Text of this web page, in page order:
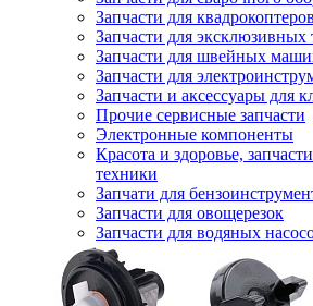
Запчасти для квадрокоптеров
Запчасти для эксклюзивных
Запчасти для швейных
Запчасти для
Запчасти и аксессуары для
Прочие сервисные запчасти
Электронные компоненты
Красота и здоровье,
техники
Запчати для
Запчасти для овощерезок
Запчасти для водяных